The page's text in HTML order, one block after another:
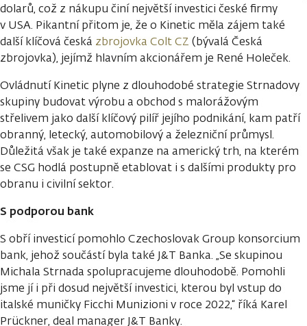
dolarů, což z nákupu činí největší investici české firmy
v USA. Pikantní přitom je, že o Kinetic měla zájem také
další klíčová česká zbrojovka Colt CZ (bývalá Česká
zbrojovka), jejímž hlavním akcionářem je René Holeček.
Ovládnutí Kinetic plyne z dlouhodobé strategie Strnadovy
skupiny budovat výrobu a obchod s malorážovým
střelivem jako další klíčový pilíř jejího podnikání, kam patří
obranný, letecký, automobilový a železniční průmysl.
Důležitá však je také expanze na americký trh, na kterém
se CSG hodlá postupně etablovat i s dalšími produkty pro
obranu i civilní sektor.
S podporou bank
S obří investicí pomohlo Czechoslovak Group konsorcium
bank, jehož součástí byla také J&T Banka. „Se skupinou
Michala Strnada spolupracujeme dlouhodobě. Pomohli
jsme jí i při dosud největší investici, kterou byl vstup do
italské muničky Ficchi Munizioni v roce 2022,“ říká Karel
Prückner, deal manager J&T Banky.